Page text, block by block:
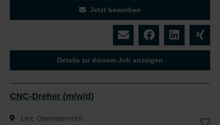
Jetzt bewerben
Details zu diesem Job anzeigen
CNC-Dreher (m/w/d)
Linz, Oberösterreich